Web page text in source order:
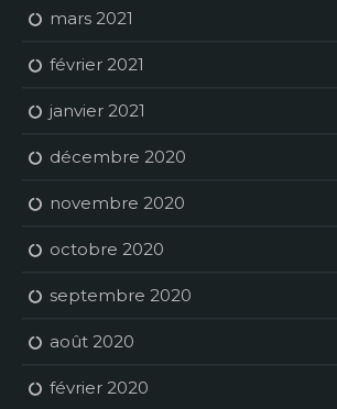
mars 2021
février 2021
janvier 2021
décembre 2020
novembre 2020
octobre 2020
septembre 2020
août 2020
février 2020